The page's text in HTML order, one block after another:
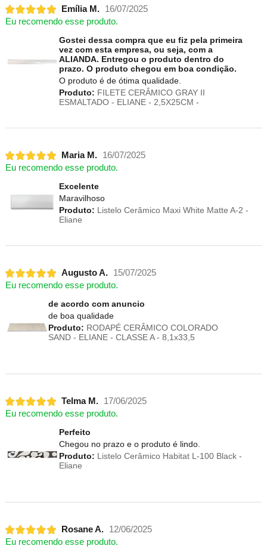
Emília M.
16/07/2025
Eu recomendo esse produto.
Gostei dessa compra que eu fiz pela primeira
vez com esta empresa, ou seja, com a
ALIANDA. Entregou o produto dentro do
prazo. O produto chegou em boa condição.
O produto é de ótima qualidade.
Produto: FILETE CERÂMICO GRAY II
ESMALTADO - ELIANE - 2,5X25CM -
Maria M.
16/07/2025
Eu recomendo esse produto.
Excelente
Maravilhoso
Produto: Listelo Cerâmico Maxi White Matte A-2 -
Eliane
Augusto A.
15/07/2025
Eu recomendo esse produto.
de acordo com anuncio
de boa qualidade
Produto: RODAPÉ CERÂMICO COLORADO
SAND - ELIANE - CLASSE A - 8,1x33,5
Telma M.
17/06/2025
Eu recomendo esse produto.
Perfeito
Chegou no prazo e o produto é lindo.
Produto: Listelo Cerâmico Habitat L-100 Black -
Eliane
Rosane A.
12/06/2025
Eu recomendo esse produto.